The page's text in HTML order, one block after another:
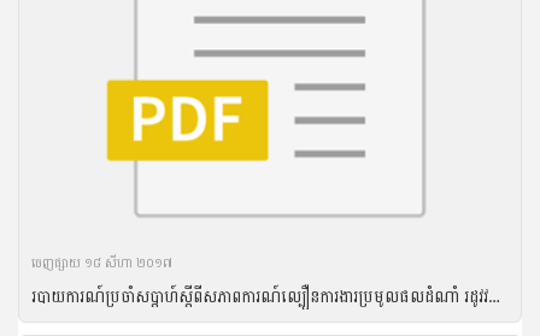
ចេញ​ផ្សាយ​ ១៨ សីហា ២០១៧
របាយការណ៍ប្រចាំសប្តាហ៍ស្តីពីសភាពការណ៍ល្បឿនការងារប្រមូលផលដំណាំ រដូវវស្សា ឆ្នាំ២០១៦ និងល្បឿនការងារបង្កបង្កើនផលដំណាំរដូវប្រាំងឆ្នាំ ២០១៦